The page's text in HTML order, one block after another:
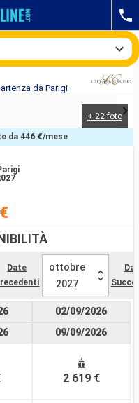
da Parigi
+ 22 foto
da446 €/mese
Date
ottobre
2027
02/09/2026
09/09/2026
2 619 €